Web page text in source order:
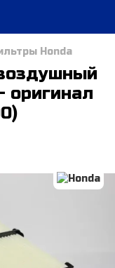
Honda
оригинал